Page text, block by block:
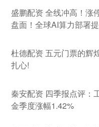
盛鹏配资 全线冲高！涨
盘面！全球AI算力部署
杜德配资 五元门票的辉
扎心!
秦安配资 四季报点评：
金季度涨幅1.42%